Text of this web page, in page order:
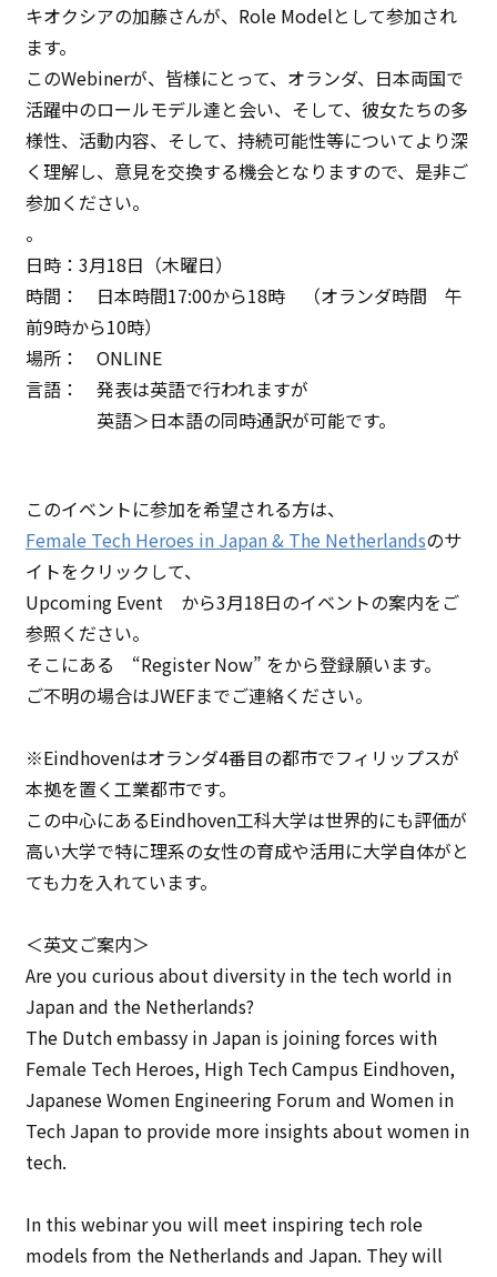
キオクシアの加藤さんが、Role Modelとして参加され
ます。
このWebinerが、皆様にとって、オランダ、日本両国で
活躍中のロールモデル達と会い、そして、彼女たちの多
様性、活動内容、そして、持続可能性等についてより深
く理解し、意見を交換する機会となりますので、是非ご
参加ください。
。
日時：3月18日（木曜日）
時間： 日本時間17:00から18時 （オランダ時間 午
前9時から10時）
場所： ONLINE
言語： 発表は英語で行われますが
英語＞日本語の同時通訳が可能です。
このイベントに参加を希望される方は、
Female Tech Heroes in Japan & The Netherlandsのサ
イトをクリックして、
Upcoming Event から3月18日のイベントの案内をご
参照ください。
そこにある “Register Now” をから登録願います。
ご不明の場合はJWEFまでご連絡ください。
※Eindhovenはオランダ4番目の都市でフィリップスが
本拠を置く工業都市です。
この中心にあるEindhoven工科大学は世界的にも評価が
高い大学で特に理系の女性の育成や活用に大学自体がと
ても力を入れています。
＜英文ご案内＞
Are you curious about diversity in the tech world in
Japan and the Netherlands?
The Dutch embassy in Japan is joining forces with
Female Tech Heroes, High Tech Campus Eindhoven,
Japanese Women Engineering Forum and Women in
Tech Japan to provide more insights about women in
tech.
In this webinar you will meet inspiring tech role
models from the Netherlands and Japan. They will